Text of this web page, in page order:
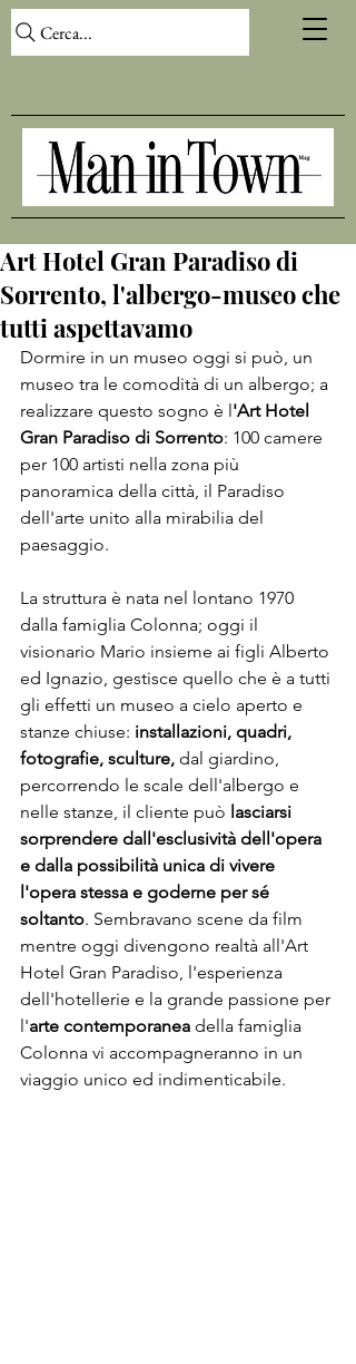
Cerca...
Art Hotel Gran Paradiso di
Sorrento, l'albergo-museo che
tutti aspettavamo
Dormire in un museo oggi si può, un
museo tra le comodità di un albergo; a
realizzare questo sogno è l'Art Hotel
Gran Paradiso di Sorrento: 100 camere
per 100 artisti nella zona più
panoramica della città, il Paradiso
dell'arte unito alla mirabilia del
paesaggio.
La struttura è nata nel lontano 1970
dalla famiglia Colonna; oggi il
visionario Mario insieme ai figli Alberto
ed Ignazio, gestisce quello che è a tutti
gli effetti un museo a cielo aperto e
stanze chiuse: installazioni, quadri,
fotografie, sculture, dal giardino,
percorrendo le scale dell'albergo e
nelle stanze, il cliente può lasciarsi
sorprendere dall'esclusività dell'opera
e dalla possibilità unica di vivere
l'opera stessa e goderne per sé
soltanto. Sembravano scene da film
mentre oggi divengono realtà all'Art
Hotel Gran Paradiso, l'esperienza
dell'hotellerie e la grande passione per
l'arte contemporanea della famiglia
Colonna vi accompagneranno in un
viaggio unico ed indimenticabile.